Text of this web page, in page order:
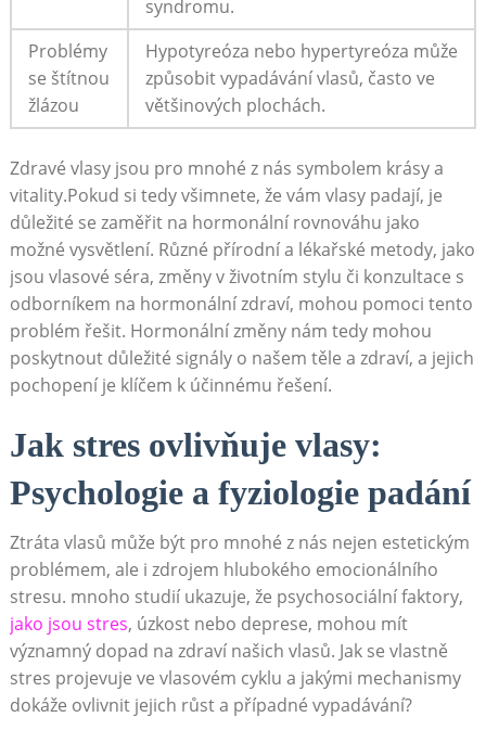
syndromu.
Problémy
se štítnou
žlázou
Hypotyreóza nebo‍ hypertyreóza může
způsobit vypadávání vlasů, často ‌ve
většinových plochách.
Zdravé vlasy jsou pro mnohé‍ z nás symbolem⁢ krásy a
vitality.Pokud si​ tedy všimnete, že ‍vám​ vlasy padají, je
důležité se zaměřit na⁤ hormonální rovnováhu jako
možné vysvětlení. Různé přírodní a lékařské metody, jako
jsou vlasové séra, změny v životním stylu či konzultace ⁢s
odborníkem na‌ hormonální zdraví, mohou pomoci tento
problém řešit. Hormonální změny nám tedy mohou
poskytnout důležité signály o‍ našem těle a zdraví, a jejich
pochopení je klíčem k ‌účinnému řešení.
Jak stres ovlivňuje vlasy:
Psychologie a fyziologie padání
Ztráta vlasů‌ může být pro mnohé z nás nejen estetickým
problémem, ale ​i ‌zdrojem hlubokého emocionálního
stresu. ‌mnoho‌ studií⁤ ukazuje, že psychosociální faktory,
jako jsou stres, úzkost nebo deprese,⁣ mohou mít ​
významný dopad na zdraví našich vlasů. Jak se vlastně
stres projevuje ve vlasovém cyklu a jakými mechanismy
dokáže ovlivnit jejich růst a případné vypadávání?